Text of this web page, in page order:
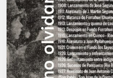
través
del
arte
las